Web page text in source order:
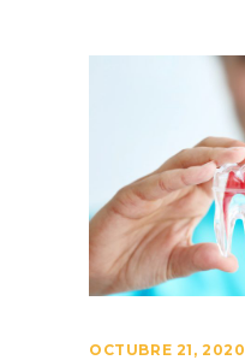
OCTUBRE 21, 2020